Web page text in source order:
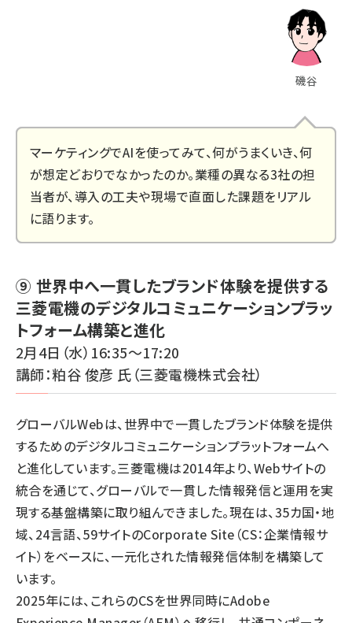
磯谷
マーケティングでAIを使ってみて、何がうまくいき、何
が想定どおりでなかったのか。業種の異なる3社の担
当者が、導入の工夫や現場で直面した課題をリアル
に語ります。
⑨ 世界中へ一貫したブランド体験を提供する
三菱電機のデジタルコミュニケーションプラッ
トフォーム構築と進化
2月4日（水）16:35～17:20
講師：粕谷 俊彦 氏（三菱電機株式会社）
グローバルWebは、世界中で一貫したブランド体験を提供
するためのデジタルコミュニケーションプラットフォームへ
と進化しています。三菱電機は2014年より、Webサイトの
統合を通じて、グローバルで一貫した情報発信と運用を実
現する基盤構築に取り組んできました。現在は、35カ国・地
域、24言語、59サイトのCorporate Site（CS：企業情報サ
イト）をベースに、一元化された情報発信体制を構築して
います。
2025年には、これらのCSを世界同時にAdobe